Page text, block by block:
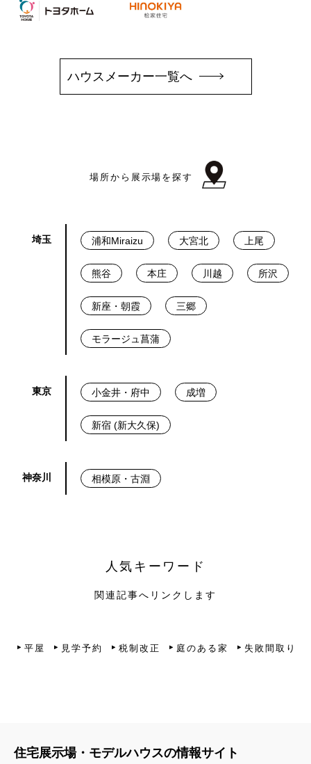
ハウスメーカー一覧へ
場所から展示場を探す
埼玉 浦和Miraizu 大宮北 上尾
熊谷 本庄 川越 所沢
新座・朝霞 三郷
モラージュ菖蒲
東京 小金井・府中 成増
新宿 (新大久保)
神奈川 相模原・古淵
人気キーワード
関連記事へリンクします
平屋 見学予約 税制改正 庭のある家 失敗間取り
住宅展示場・モデルハウスの情報サイト